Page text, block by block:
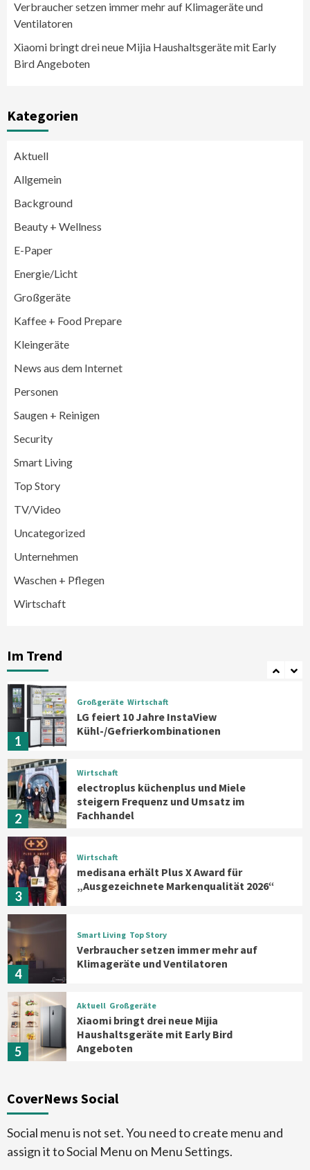
Verbraucher setzen immer mehr auf Klimageräte und
Ventilatoren
Xiaomi bringt drei neue Mijia Haushaltsgeräte mit Early
Bird Angeboten
Kategorien
Aktuell
Allgemein
Background
Beauty + Wellness
E-Paper
Energie/Licht
Großgeräte
Kaffee + Food Prepare
Kleingeräte
News aus dem Internet
Personen
Saugen + Reinigen
Security
Smart Living
Top Story
TV/Video
Uncategorized
Unternehmen
Waschen + Pflegen
Wirtschaft
Im Trend
3
medisana erhält Plus X Award für
Klimageräte und Ventilatoren
5
6
Großgeräte
Bauknecht MattProtect
Oberfläche
7
1
Großgeräte Wirtschaft
LG feiert 10 Jahre InstaView
Kühl-/Gefrierkombinationen
2
Wirtschaft
electroplus küchenplus und Miele
steigern Frequenz und Umsatz im
Fachhandel
3
Wirtschaft
medisana erhält Plus X Award für
„Ausgezeichnete Markenqualität 2026“
4
Smart Living Top Story
Verbraucher setzen immer mehr auf
Klimageräte und Ventilatoren
5
Aktuell Großgeräte
Xiaomi bringt drei neue Mijia
Haushaltsgeräte mit Early Bird
Angeboten
6
Bauknecht MattProtect
Oberfläche
CoverNews Social
Social menu is not set. You need to create menu and
assign it to Social Menu on Menu Settings.